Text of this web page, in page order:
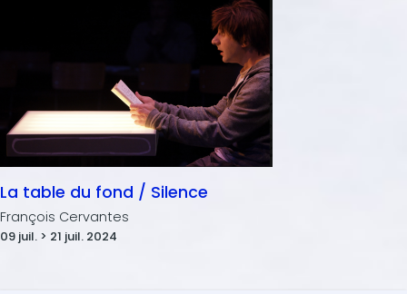
La table du fond / Silence
François Cervantes
09 juil. > 21 juil. 2024